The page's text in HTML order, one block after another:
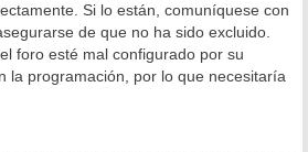
Si lo están, comuníquese con
de que no ha sido excluido.
foro esté mal configurado por su
la programación, por lo que necesitaría